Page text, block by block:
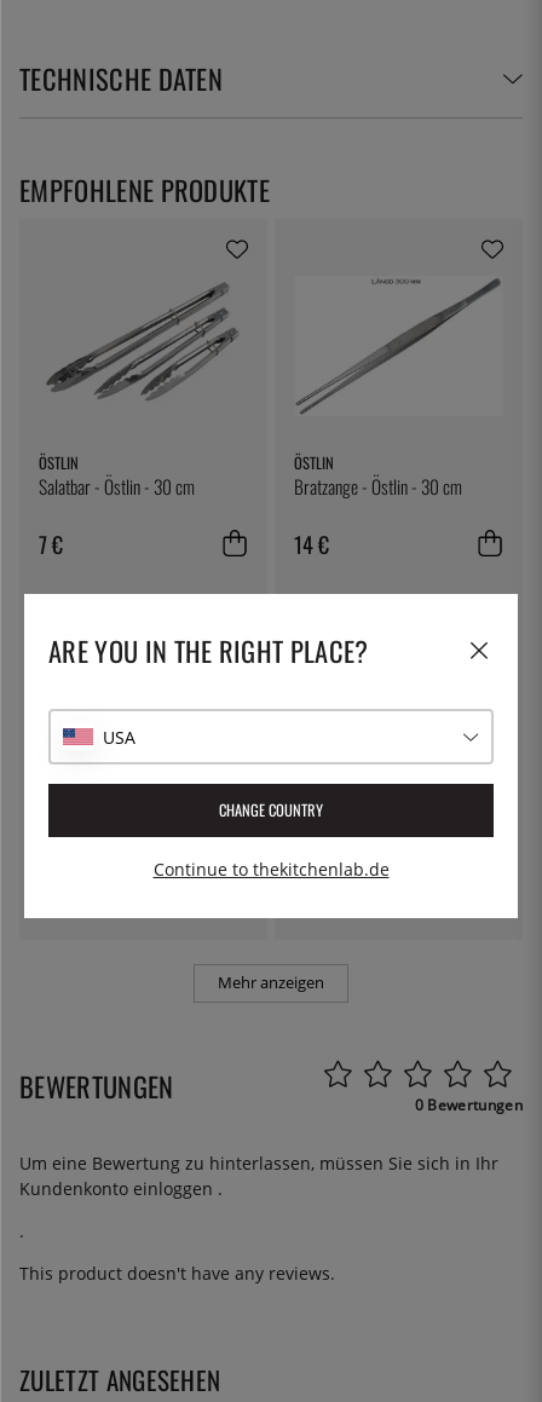
TECHNISCHE DATEN
ÖSTLIN
Salatbar - Östlin - 30 cm
7 €
ÖSTLIN
Bratzange - Östlin - 30 cm
14 €
DE BUYER
Holzgriff, B bois - de Buyer
Mehr anzeigen
EMPFOHLENE PRODUKTE
BEWERTUNGEN 0 Bewertungen
Um eine Bewertung zu hinterlassen, müssen Sie sich in Ihr
Kundenkonto einloggen .
.
This product doesn't have any reviews.
ZULETZT ANGESEHEN
ARE YOU IN THE RIGHT PLACE?
USA
CHANGE COUNTRY
Continue to thekitchenlab.de